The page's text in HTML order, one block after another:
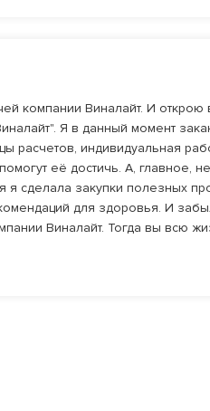
компании Виналайт. И открою
Я в данный момент
индивидуальная
её достичь. А, главное,
я сделала закупки полезных
для здоровья. И
Виналайт. Тогда вы всю